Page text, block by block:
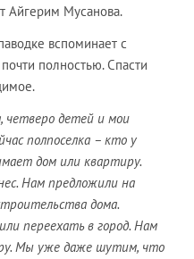
Айгерим Мусанова.
вспоминает с
полностью. Спасти
четверо детей и мои
полпоселка – кто у
дом или квартиру.
Нам предложили на
дома.
переехать в город. Нам
Мы уже даже шутим, что